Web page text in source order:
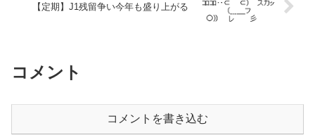
【定期】J1残留争い今年も盛り上がる
コメント
コメントを書き込む